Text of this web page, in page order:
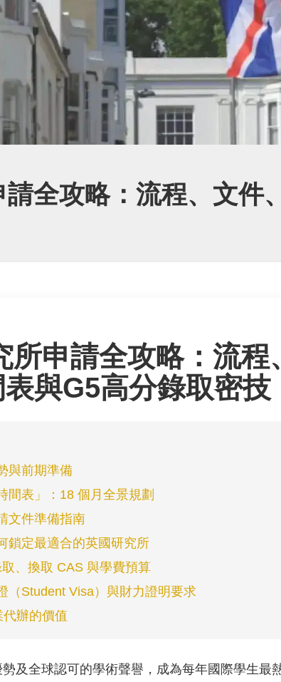
全攻略：流程、文件
所申請全攻略：流程
與G5高分錄取密技
與前期準備
間表」：18 個月全景規劃
文件準備指南
鎖定最適合的英國研究所
、換取 CAS 與學費預算
（Student Visa）與財力證明要求
辦的價值
及全球認可的學術聲譽，成為每年國際學生最